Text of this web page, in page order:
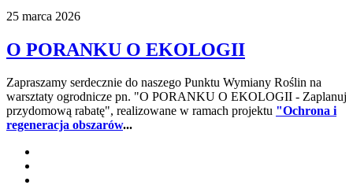
25 marca 2026
O PORANKU O EKOLOGII
Zapraszamy serdecznie do naszego Punktu Wymiany Roślin na
warsztaty ogrodnicze pn. "O PORANKU O EKOLOGII - Zaplanuj
przydomową rabatę", realizowane w ramach projektu "Ochrona i
regeneracja obszarów...